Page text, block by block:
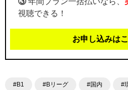
視聴できる！
お申し込みは
#B1 #Bリーグ #国内 #